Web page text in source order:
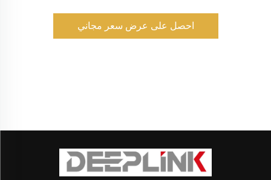
احصل على عرض سعر مجاني